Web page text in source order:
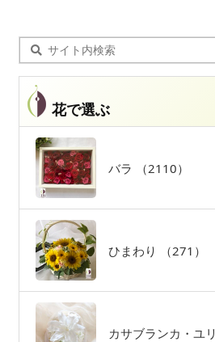
花で選ぶ
バラ （2110）
ひまわり （271）
カサブランカ・ユリ